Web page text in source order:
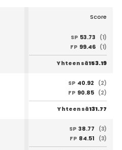
Score
SP 53.73
(1)
FP 99.46 (1)
Yhteensä153.19
SP 40.92
(2)
FP 90.85 (2)
Yhteensä131.77
SP 38.77
(3)
FP 84.51 (3)